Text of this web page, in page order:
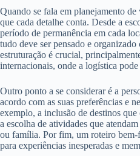
Quando se fala em planejamento
que cada detalhe conta. Desde a
período de permanência em cada
tudo deve ser pensado e organizado
estruturação é crucial,
internacionais, onde a logística
Outro ponto a se considerar é a
acordo com as suas preferências e
exemplo, a inclusão de destinos
a escolha de atividades que
ou família. Por fim, um roteiro bem-
para experiências inesperadas e